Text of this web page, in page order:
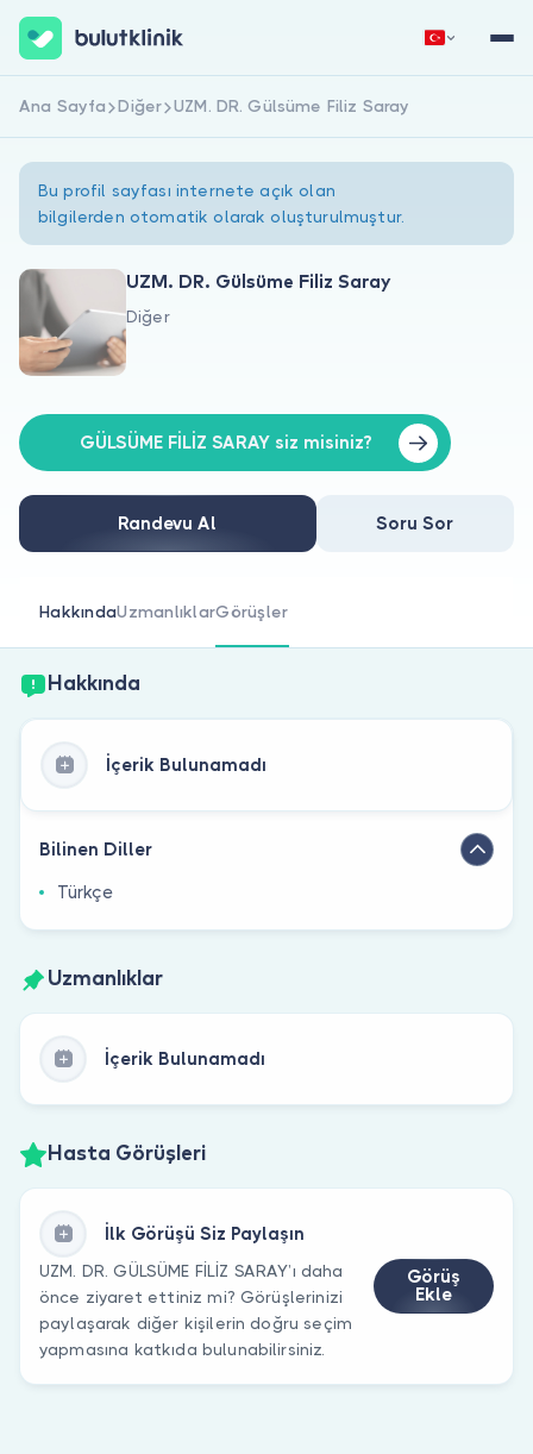
Hakkımızda
Doktorlar için
Doktor musunuz?
Hemen Kaydol Giriş Yap
Ana Sayfa Diğer UZM. DR. Gülsüme Filiz Saray
Bu profil sayfası internete açık olan
bilgilerden otomatik olarak oluşturulmuştur.
UZM. DR. Gülsüme Filiz Saray
Diğer
GÜLSÜME FİLİZ SARAY siz misiniz?
Randevu Al Soru Sor
HakkındaUzmanlıklarGörüşler
Hakkında
İçerik Bulunamadı
Bilinen Diller
Türkçe
Uzmanlıklar
İçerik Bulunamadı
Hasta Görüşleri
İlk Görüşü Siz Paylaşın
UZM. DR. GÜLSÜME FİLİZ SARAY’ı daha
önce ziyaret ettiniz mi? Görüşlerinizi
paylaşarak diğer kişilerin doğru seçim
yapmasına katkıda bulunabilirsiniz.
Görüş
Ekle